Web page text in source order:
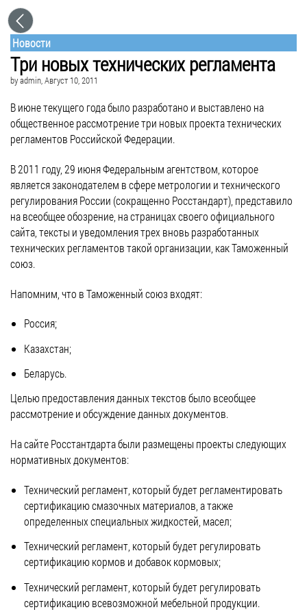
Новости
Три новых технических регламента
byadmin, Август 10, 2011
В июне текущего года было разработано и выставлено на
общественное рассмотрение три новых проекта технических
регламентов Российской Федерации.
В 2011 году, 29 июня Федеральным агентством, которое
является законодателем в сфере метрологии и технического
регулирования России (сокращенно Росстандарт), представило
на всеобщее обозрение, на страницах своего официального
сайта, тексты и уведомления трех вновь разработанных
технических регламентов такой организации, как Таможенный
союз.
Напомним, что в Таможенный союз входят:
Россия;
Казахстан;
Беларусь.
Целью предоставления данных текстов было всеобщее
рассмотрение и обсуждение данных документов.
На сайте Росстантдарта были размещены проекты следующих
нормативных документов:
Технический регламент, который будет регламентировать
сертификацию смазочных материалов, а также
определенных специальных жидкостей, масел;
Технический регламент, который будет регулировать
сертификацию кормов и добавок кормовых;
Технический регламент, который будет регулировать
сертификацию всевозможной мебельной продукции.